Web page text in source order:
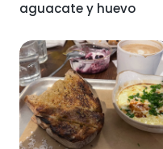
aguacate y huevo